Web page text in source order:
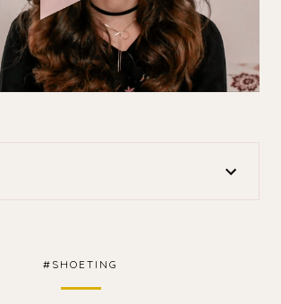
#SHOETING